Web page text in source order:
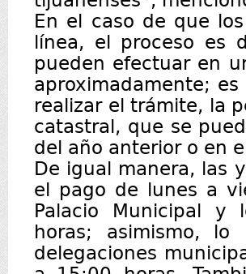
En el caso de que
línea, el proceso es
pueden efectuar en
aproximadamente;
realizar el trámite, la
catastral, que se
del año anterior o en
De igual manera, las
el pago de lunes a
Palacio Municipal
horas; asimismo,
delegaciones